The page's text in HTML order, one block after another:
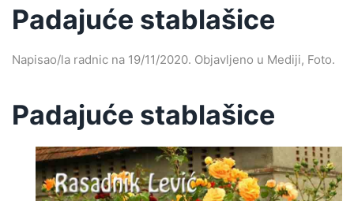
Padajuće stablašice
Napisao/la radnic na 19/11/2020. Objavljeno u Mediji, Foto.
Padajuće stablašice